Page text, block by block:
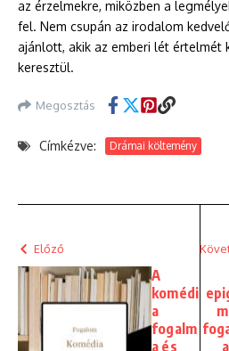
az érzelmekre, miközben a
fel. Nem csupán az irodalom
ajánlott, akik az emberi lét értelmét
keresztül.
Megosztás
Címkézve: Drámai költemény
Előző
A
komédi
a
fogalm
a és